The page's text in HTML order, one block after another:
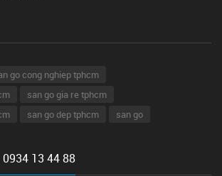
go cong nghiep tphcm
san go gia re tphcm
san go dep tphcm san go
0934 13 44 88